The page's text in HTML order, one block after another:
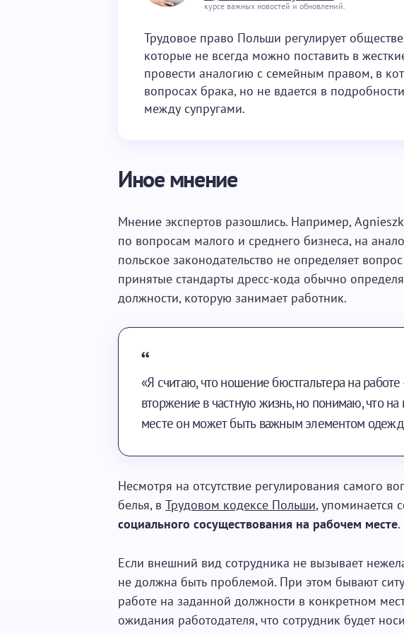
курсе важных новостей и обновлений.
Трудовое право Польши регулирует
которые не всегда можно поставить в
провести аналогию с семейным правом, в
вопросах брака, но не вдается в
между супругами.
Иное мнение
Мнение экспертов разошлись. Например,
по вопросам малого и среднего бизнеса, на
польское законодательство не определяет
принятые стандарты дресс-кода обычно
должности, которую занимает работник.
«Я считаю, что ношение бюстгальтера на
вторжение в частную жизнь, но понимаю, что
месте он может быть важным элементом
Несмотря на отсутствие регулирования самого
белья, в Трудовом кодексе Польши, упоминается
социального сосуществования на рабочем месте.
Если внешний вид сотрудника не вызывает
не должна быть проблемой. При этом бывают
работе на заданной должности в конкретном
ожидания работодателя, что сотрудник будет